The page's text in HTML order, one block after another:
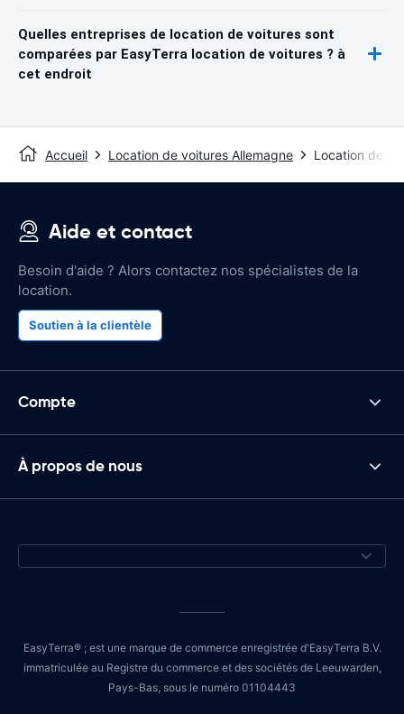
Quelles entreprises de location de voitures sont
comparées par EasyTerra location de voitures ? à
cet endroit
Accueil Location de voitures Allemagne Location de
Aide et contact
Besoin d'aide ? Alors contactez nos spécialistes de la
location.
Soutien à la clientèle
Compte
À propos de nous
EasyTerra® ; est une marque de commerce enregistrée d'EasyTerra B.V.
immatriculée au Registre du commerce et des sociétés de Leeuwarden,
Pays-Bas, sous le numéro 01104443